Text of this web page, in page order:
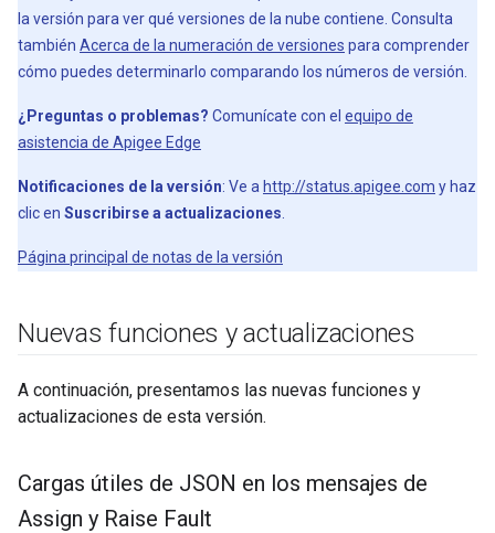
la versión para ver qué versiones de la nube contiene. Consulta
también Acerca de la numeración de versiones para comprender
cómo puedes determinarlo comparando los números de versión.
¿Preguntas o problemas? Comunícate con el equipo de
asistencia de Apigee Edge
Notificaciones de la versión: Ve a http://status.apigee.com y haz
clic en Suscribirse a actualizaciones
Página principal de notas de la versión
Nuevas funciones y actualizaciones
A continuación, presentamos las nuevas funciones y
actualizaciones de esta versión.
Cargas útiles de JSON en los mensajes de
Assign y Raise Fault